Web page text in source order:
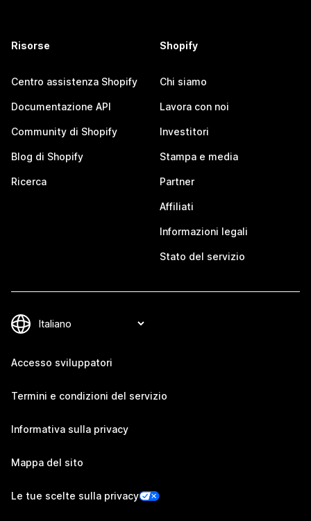
Risorse
Centro assistenza Shopify
Documentazione API
Community di Shopify
Blog di Shopify
Ricerca
Shopify
Chi siamo
Lavora con noi
Investitori
Stampa e media
Partner
Affiliati
Informazioni legali
Stato del servizio
Accesso sviluppatori
Termini e condizioni del servizio
Informativa sulla privacy
Mappa del sito
Le tue scelte sulla privacy